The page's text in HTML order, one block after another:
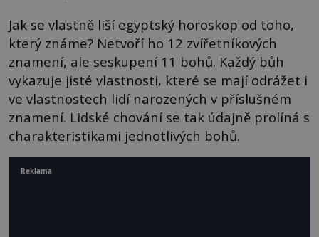
Jak se vlastně liší egyptský horoskop od toho,
který známe? Netvoří ho 12 zvířetníkových
znamení, ale seskupení 11 bohů. Každý bůh
vykazuje jisté vlastnosti, které se mají odrážet i
ve vlastnostech lidí narozených v příslušném
znamení. Lidské chování se tak údajně prolíná s
charakteristikami jednotlivých bohů.
Reklama